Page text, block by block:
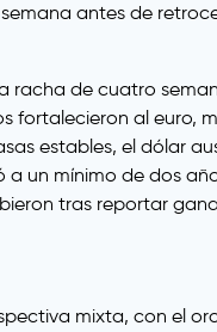
antes de
racha de cuatro
fortalecieron al euro,
estables, el dólar
a un mínimo de dos
tras reportar
mixta, con el